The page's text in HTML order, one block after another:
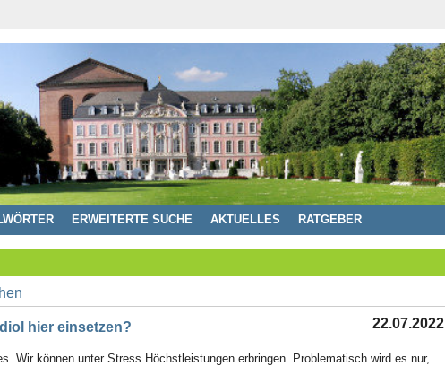
ERWEITERTE SUCHE AKTUELLES RATGEBER
hier einsetzen? 22.07.2022
Wir können unter Stress Höchstleistungen erbringen. Problematisch wird es nur,